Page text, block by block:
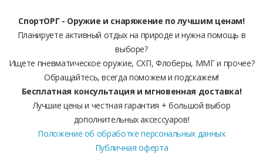
СпортОРГ - Оружие и снаряжение по лучшим ценам!
Планируете активный отдых на природе и нужна помощь в
выборе?
Ищете пневматическое оружие, СХП, Флоберы, ММГ и прочее?
Обращайтесь, всегда поможем и подскажем!
Бесплатная консультация и мгновенная доставка!
Лучшие цены и честная гарантия + большой выбор
дополнительных аксессуаров!
Положение об обработке персональных данных
Публичная оферта